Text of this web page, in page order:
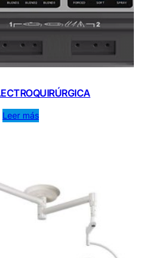
Leer más